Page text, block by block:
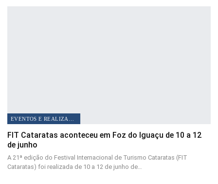
EVENTOS E REALIZAÇÕES
FIT Cataratas aconteceu em Foz do Iguaçu de 10 a 12
de junho
A 21ª edição do Festival Internacional de Turismo Cataratas (FIT
Cataratas) foi realizada de 10 a 12 de junho de…